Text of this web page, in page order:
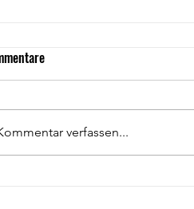
verfassen...